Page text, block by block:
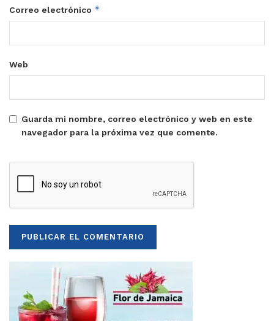
Correo electrónico *
Web
Guarda mi nombre, correo electrónico y web en este
navegador para la próxima vez que comente.